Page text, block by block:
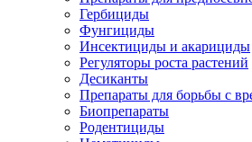
Гербициды
Фунгициды
Инсектициды и акарициды
Регуляторы роста растений
Десиканты
Препараты для борьбы с
Биопрепараты
Родентициды